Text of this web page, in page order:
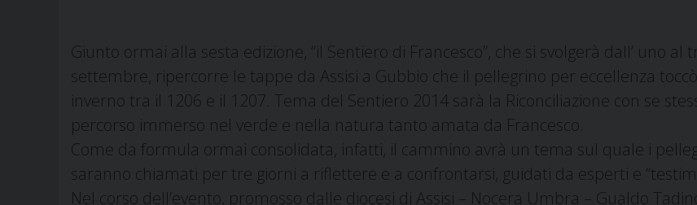
Giunto ormai alla sesta edizione, “il Sentiero di Francesco”, che si svolgerà dall’ uno al
settembre, ripercorre le tappe da Assisi a Gubbio che il pellegrino per eccellenza toccò
inverno tra il 1206 e il 1207. Tema del Sentiero 2014 sarà la Riconciliazione con se
percorso immerso nel verde e nella natura tanto amata da Francesco.
Come da formula ormai consolidata, infatti, il cammino avrà un tema sul quale i
saranno chiamati per tre giorni a riflettere e a confrontarsi, guidati da esperti e
Nel corso dell’evento, promosso dalle diocesi di Assisi – Nocera Umbra – Gualdo